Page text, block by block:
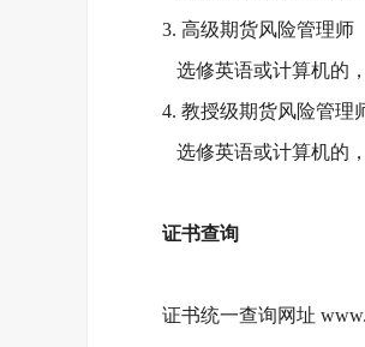
3. 高级期货风险管理师
选修英语或计算机的
4. 教授级期货风险管理
选修英语或计算机的
证书查询
证书统一查询网址